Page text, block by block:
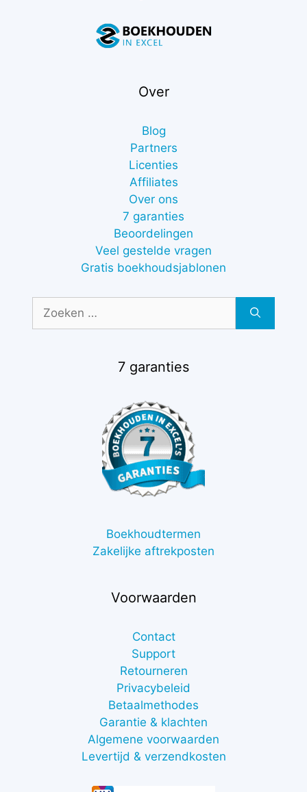
Over
Blog
Partners
Licenties
Affiliates
Over ons
7 garanties
Beoordelingen
Veel gestelde vragen
Gratis boekhoudsjablonen
naar:
7 garanties
Boekhoudtermen
Zakelijke aftrekposten
Voorwaarden
Contact
Support
Retourneren
Privacybeleid
Betaalmethodes
Garantie & klachten
Algemene voorwaarden
Levertijd & verzendkosten